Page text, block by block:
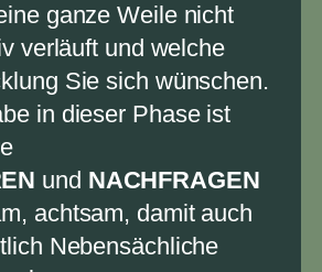
ganze Weile nicht
verläuft und welche
Sie sich wünschen.
in dieser Phase ist
und NACHFRAGEN
achtsam, damit auch
Nebensächliche